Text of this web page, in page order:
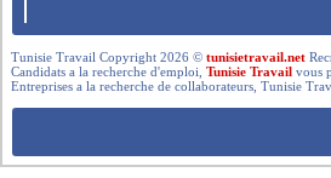
Tunisie Travail Copyright 2026 ©tunisietravail.net
Candidats a la recherche d'emploi,Tunisie Travail vous
Entreprises a la recherche de collaborateurs, Tunisie